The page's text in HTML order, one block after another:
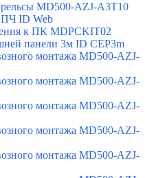
MD500-AZJ-A3T10
ПЧ ID Web
к ПК MDPCKIT02
панели 3м ID CEP3m
монтажа MD500-AZJ-
монтажа MD500-AZJ-
монтажа MD500-AZJ-
монтажа MD500-AZJ-
монтажа MD500-AZJ-